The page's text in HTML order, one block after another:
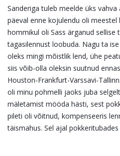
Sanderiga tuleb meelde üks
päeval enne kojulendu oli meestel
hommikul oli Sass ärganud
tagasilennust loobuda. Nagu ta
oleks mingi mõistlik lend, ühe
siis võib-olla oleksin suutnud
Houston-Frankfurt-Varssavi-
oli minu pohmelli jaoks juba
mäletamist mööda hästi, sest
pileti oli võitnud, kompenseeris
täismahus. Sel ajal